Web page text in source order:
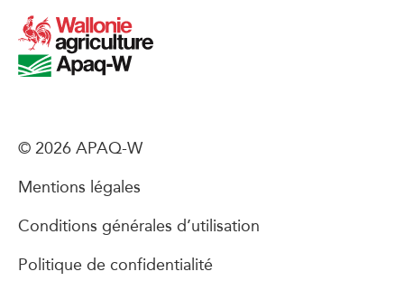
© 2026 APAQ-W
Mentions légales
Conditions générales d’utilisation
Politique de confidentialité